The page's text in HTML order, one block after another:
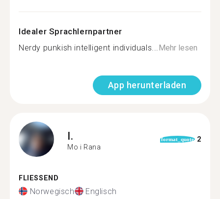
Idealer Sprachlernpartner
Nerdy punkish intelligent individuals...Mehr lesen
App herunterladen
I.
Mo i Rana
format_quote 2
FLIESSEND
Norwegisch Englisch